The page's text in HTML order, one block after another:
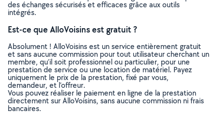
des échanges sécurisés et efficaces grâce aux outils
intégrés.
Est-ce que AlloVoisins est gratuit ?
Absolument ! AlloVoisins est un service entièrement gratuit
et sans aucune commission pour tout utilisateur cherchant un
membre, qu’il soit professionnel ou particulier, pour une
prestation de service ou une location de matériel. Payez
uniquement le prix de la prestation, fixé par vous,
demandeur, et l’offreur.
Vous pouvez réaliser le paiement en ligne de la prestation
directement sur AlloVoisins, sans aucune commission ni frais
bancaires.